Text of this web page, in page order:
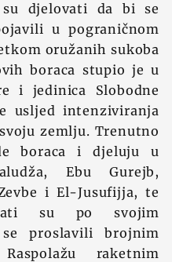
djelovati da bi se
u pograničnom
oružanih sukoba
boraca stupio je u
i jedinica Slobodne
usljed intenziviranja
zemlju. Trenutno
boraca i djeluju u
Ebu Gurejb,
i El-Jusufijja, te
su po svojim
proslavili brojnim
raketnim